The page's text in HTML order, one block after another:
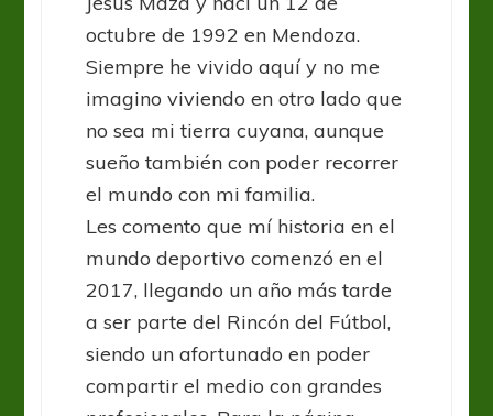
octubre de 1992 en Mendoza.
Siempre he vivido aquí y no me
imagino viviendo en otro lado que
no sea mi tierra cuyana, aunque
sueño también con poder recorrer
el mundo con mi familia.
Les comento que mí historia en el
mundo deportivo comenzó en el
2017, llegando un año más tarde
a ser parte del Rincón del Fútbol,
siendo un afortunado en poder
compartir el medio con grandes